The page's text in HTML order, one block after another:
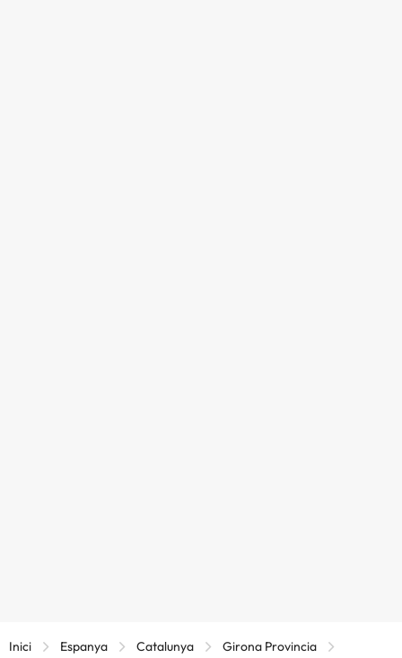
Inici Espanya Catalunya
Girona Provincia